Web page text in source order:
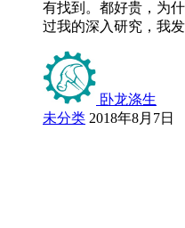
有找到。都好贵，为
过我的深入研究，我
卧龙涤生
未分类 2018年8月7日